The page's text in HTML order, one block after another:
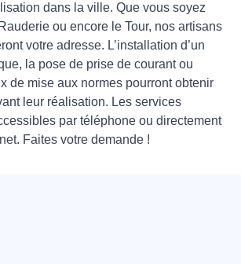
dans la ville. Que vous soyez
ou encore le Tour, nos artisans
votre adresse. L’installation d’un
la pose de prise de courant ou
de mise aux normes pourront obtenir
leur réalisation. Les services
par téléphone ou directement
Faites votre demande !